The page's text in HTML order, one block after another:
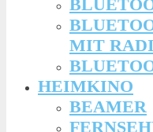
MIT
HEIMKINO
BEAMER